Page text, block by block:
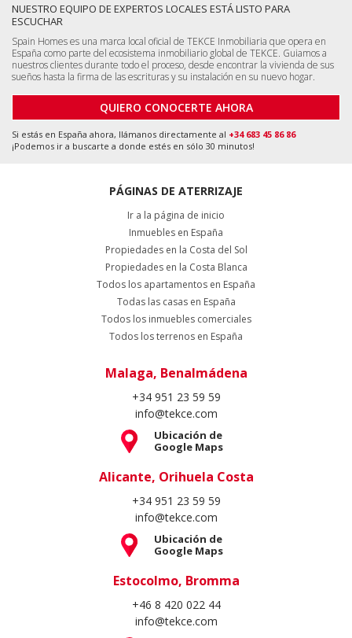
NUESTRO EQUIPO DE EXPERTOS LOCALES ESTÁ LISTO PARA
ESCUCHAR
Spain Homes es una marca local oficial de TEKCE Inmobiliaria que opera en
España como parte del ecosistema inmobiliario global de TEKCE. Guiamos a
nuestros clientes durante todo el proceso, desde encontrar la vivienda de sus
sueños hasta la firma de las escrituras y su instalación en su nuevo hogar.
QUIERO CONOCERTE AHORA
Si estás en España ahora, llámanos directamente al +34 683 45 86 86
¡Podemos ir a buscarte a donde estés en sólo 30 minutos!
PÁGINAS DE ATERRIZAJE
Ir a la página de inicio
Inmuebles en España
Propiedades en la Costa del Sol
Propiedades en la Costa Blanca
Todos los apartamentos en España
Todas las casas en España
Todos los inmuebles comerciales
Todos los terrenos en España
Malaga, Benalmádena
+34 951 23 59 59
info@tekce.com
Ubicación de
Google Maps
Alicante, Orihuela Costa
+34 951 23 59 59
info@tekce.com
Ubicación de
Google Maps
Estocolmo, Bromma
+46 8 420 022 44
info@tekce.com